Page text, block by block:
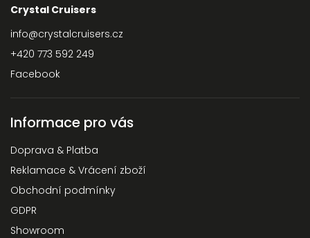
Crystal Cruisers
info@crystalcruisers.cz
+420 773 592 249
Facebook
Informace pro vás
Doprava & Platba
Reklamace & Vrácení zboží
Obchodní podmínky
GDPR
Showroom